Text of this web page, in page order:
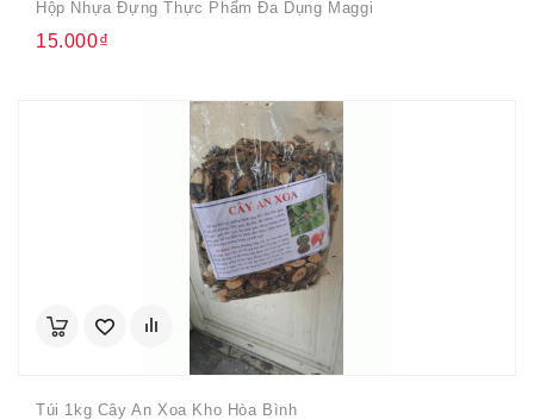
Hộp Nhựa Đựng Thực Phẩm Đa Dụng Maggi
15.000₫
Túi 1kg Cây An Xoa Kho Hòa Bình